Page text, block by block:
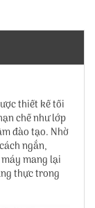
thiết kế tối
chế như lớp
đào tạo. Nhờ
ngắn,
mang lại
thực trong